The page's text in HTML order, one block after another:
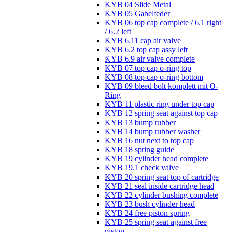
KYB 04 Slide Metal
KYB 05 Gabelfeder
KYB 06 top cap complete / 6.1 right
/ 6.2 left
KYB 6.11 cap air valve
KYB 6.2 top cap assy left
KYB 6.9 air valve complete
KYB 07 top cap o-ring top
KYB 08 top cap o-ring bottom
KYB 09 bleed bolt komplett mit O-
Ring
KYB 11 plastic ring under top cap
KYB 12 spring seat against top cap
KYB 13 bump rubber
KYB 14 bump rubber washer
KYB 16 nut next to top cap
KYB 18 spring guide
KYB 19 cylinder head complete
KYB 19.1 check valve
KYB 20 spring seat top of cartridge
KYB 21 seal inside cartridge head
KYB 22 cylinder bushing complete
KYB 23 bush cylinder head
KYB 24 free piston spring
KYB 25 spring seat against free